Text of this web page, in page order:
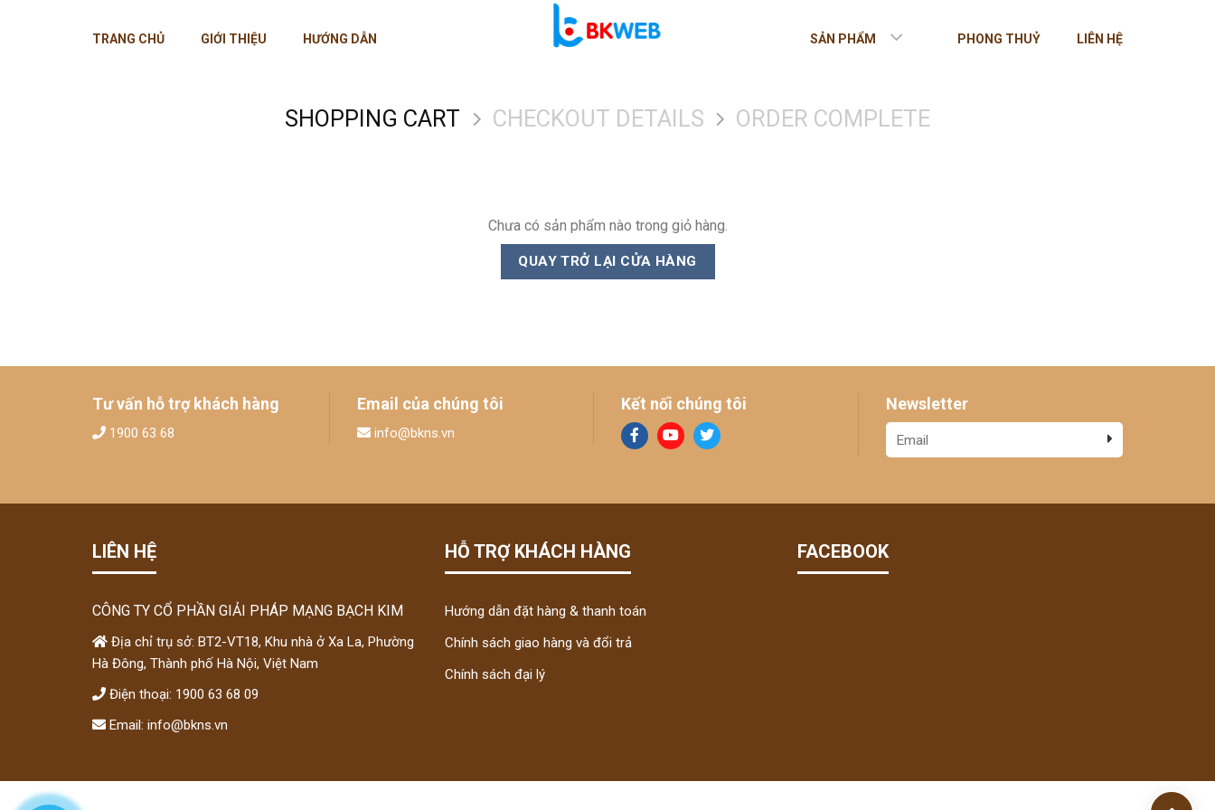
TRANG CHỦ GIỚI THIỆU HƯỚNG DẪN SẢN PHẨM PHONG THUỶ LIÊN HỆ
SHOPPING CART CHECKOUT DETAILS ORDER COMPLETE
Chưa có sản phẩm nào trong giỏ hàng.
QUAY TRỞ LẠI CỬA HÀNG
Tư vấn hỗ trợ khách hàng
1900 63 68
Email của chúng tôi
info@bkns.vn
Kết nối chúng tôi Newsletter
LIÊN HỆ
CÔNG TY CỔ PHẦN GIẢI PHÁP MẠNG BẠCH KIM
Địa chỉ trụ sở: BT2-VT18, Khu nhà ở Xa La, Phường
Hà Đông, Thành phố Hà Nội, Việt Nam
Điện thoại: 1900 63 68 09
Email: info@bkns.vn
HỖ TRỢ KHÁCH HÀNG
Hướng dẫn đặt hàng & thanh toán
Chính sách giao hàng và đổi trả
Chính sách đại lý
FACEBOOK